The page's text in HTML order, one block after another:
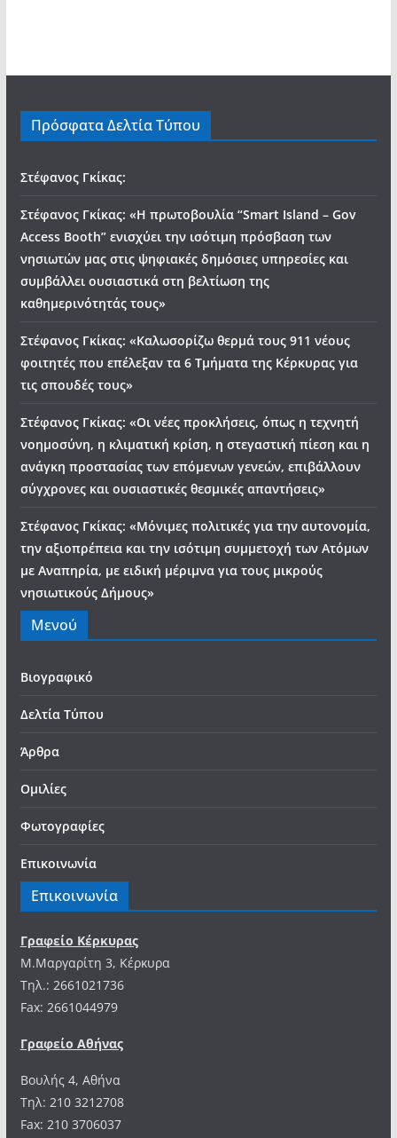
Πρόσφατα Δελτία Τύπου
Στέφανος Γκίκας:
Στέφανος Γκίκας: «Η πρωτοβουλία “Smart Island – Gov
Access Booth” ενισχύει την ισότιμη πρόσβαση των
νησιωτών μας στις ψηφιακές δημόσιες υπηρεσίες και
συμβάλλει ουσιαστικά στη βελτίωση της
καθημερινότητάς τους»
Στέφανος Γκίκας: «Καλωσορίζω θερμά τους 911 νέους
φοιτητές που επέλεξαν τα 6 Τμήματα της Κέρκυρας για
τις σπουδές τους»
Στέφανος Γκίκας: «Οι νέες προκλήσεις, όπως η τεχνητή
νοημοσύνη, η κλιματική κρίση, η στεγαστική πίεση και η
ανάγκη προστασίας των επόμενων γενεών, επιβάλλουν
σύγχρονες και ουσιαστικές θεσμικές απαντήσεις»
Στέφανος Γκίκας: «Μόνιμες πολιτικές για την αυτονομία,
την αξιοπρέπεια και την ισότιμη συμμετοχή των Ατόμων
με Αναπηρία, με ειδική μέριμνα για τους μικρούς
νησιωτικούς Δήμους»
Μενού
Βιογραφικό
Δελτία Τύπου
Άρθρα
Ομιλίες
Φωτογραφίες
Επικοινωνία
Επικοινωνία
Γραφείο Κέρκυρας
Μ.Μαργαρίτη 3, Κέρκυρα
Tηλ.: 2661021736
Fax: 2661044979
Γραφείο Αθήνας
Βουλής 4, Αθήνα
Τηλ: 210 3212708
Fax: 210 3706037